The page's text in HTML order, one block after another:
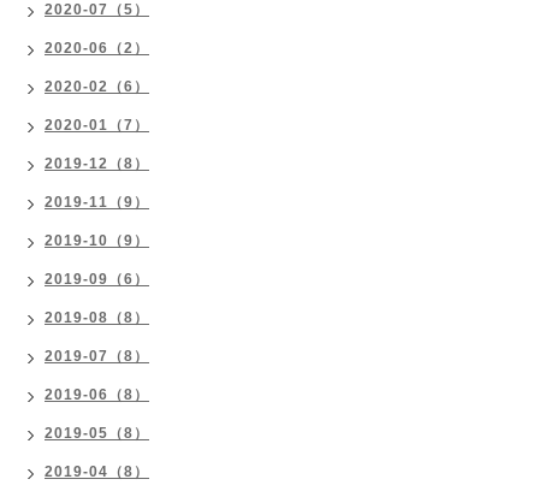
2020-07（5）
2020-06（2）
2020-02（6）
2020-01（7）
2019-12（8）
2019-11（9）
2019-10（9）
2019-09（6）
2019-08（8）
2019-07（8）
2019-06（8）
2019-05（8）
2019-04（8）